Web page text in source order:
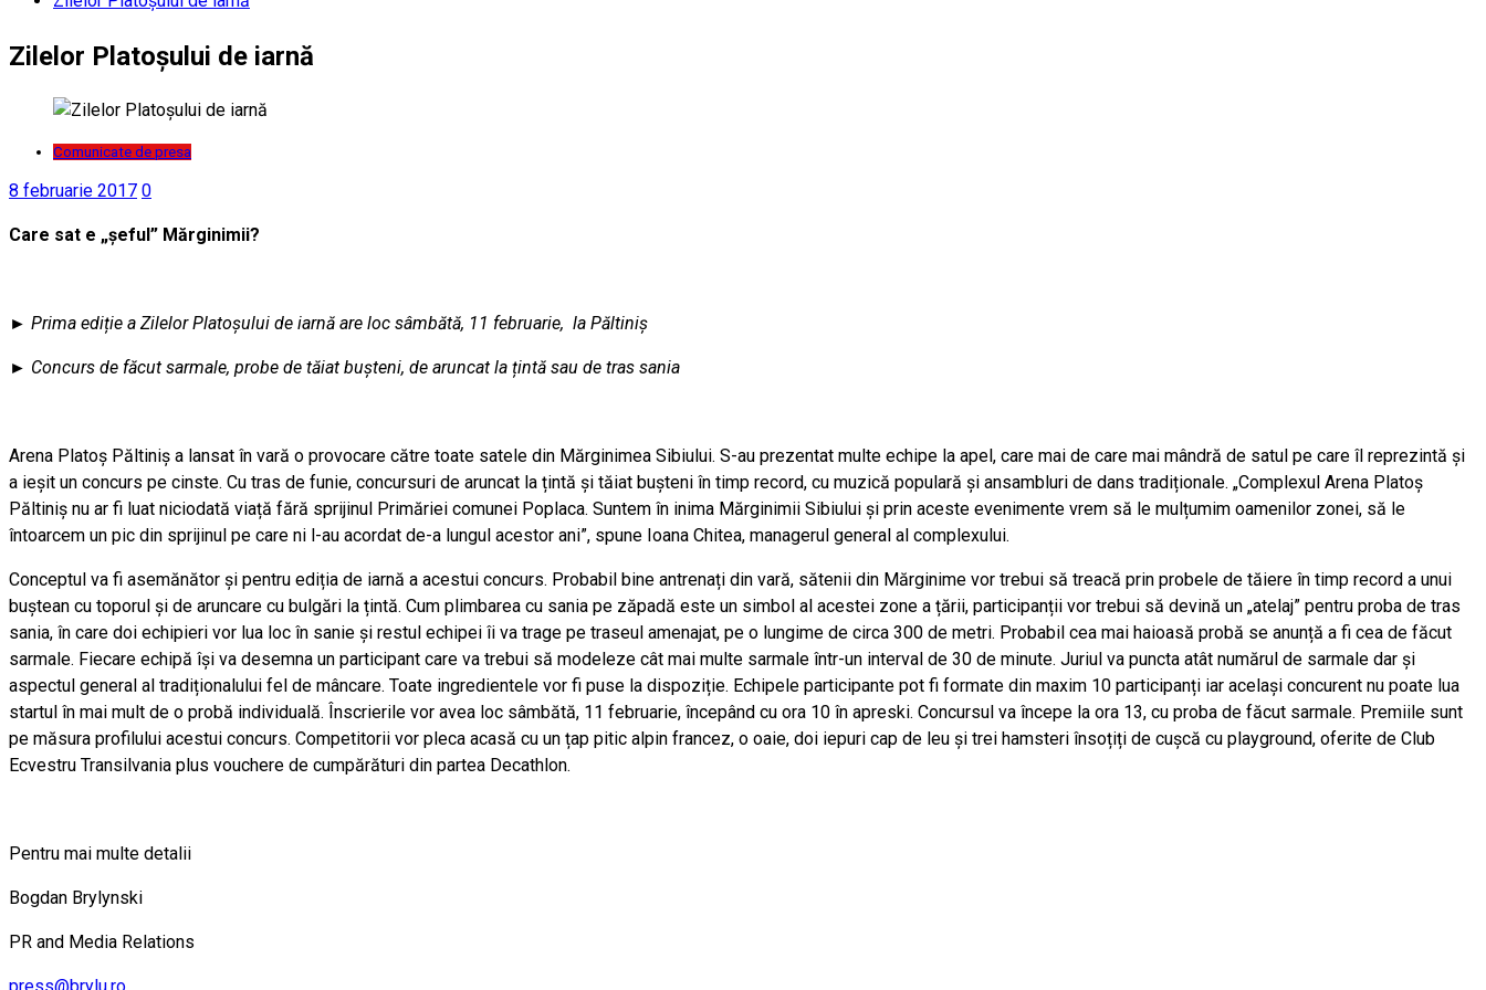
Zilelor Platoșului de iarnă
Comunicate de presa
8 februarie 2017 0
Care sat e „șeful” Mărginimii?
► Prima ediție a Zilelor Platoșului de iarnă are loc sâmbătă, 11 februarie, la Păltiniș
► Concurs de făcut sarmale, probe de tăiat bușteni, de aruncat la țintă sau de tras sania
Arena Platoș Păltiniș a lansat în vară o provocare către toate satele din Mărginimea Sibiului. S-au prezentat multe echipe la apel, care mai de care mai mândră de satul pe care îl reprezintă și
a ieșit un concurs pe cinste. Cu tras de funie, concursuri de aruncat la țintă și tăiat bușteni în timp record, cu muzică populară și ansambluri de dans tradiționale. „Complexul Arena Platoș
Păltiniș nu ar fi luat niciodată viață fără sprijinul Primăriei comunei Poplaca. Suntem în inima Mărginimii Sibiului și prin aceste evenimente vrem să le mulțumim oamenilor zonei, să le
întoarcem un pic din sprijinul pe care ni l-au acordat de-a lungul acestor ani”, spune Ioana Chitea, managerul general al complexului.
Conceptul va fi asemănător și pentru ediția de iarnă a acestui concurs. Probabil bine antrenați din vară, sătenii din Mărginime vor trebui să treacă prin probele de tăiere în timp record a unui
buștean cu toporul și de aruncare cu bulgări la țintă. Cum plimbarea cu sania pe zăpadă este un simbol al acestei zone a țării, participanții vor trebui să devină un „atelaj” pentru proba de tras
sania, în care doi echipieri vor lua loc în sanie și restul echipei îi va trage pe traseul amenajat, pe o lungime de circa 300 de metri. Probabil cea mai haioasă probă se anunță a fi cea de făcut
sarmale. Fiecare echipă își va desemna un participant care va trebui să modeleze cât mai multe sarmale într-un interval de 30 de minute. Juriul va puncta atât numărul de sarmale dar și
aspectul general al tradiționalului fel de mâncare. Toate ingredientele vor fi puse la dispoziție. Echipele participante pot fi formate din maxim 10 participanți iar același concurent nu poate lua
startul în mai mult de o probă individuală. Înscrierile vor avea loc sâmbătă, 11 februarie, începând cu ora 10 în apreski. Concursul va începe la ora 13, cu proba de făcut sarmale. Premiile sunt
pe măsura profilului acestui concurs. Competitorii vor pleca acasă cu un țap pitic alpin francez, o oaie, doi iepuri cap de leu și trei hamsteri însoțiți de cușcă cu playground, oferite de Club
Ecvestru Transilvania plus vouchere de cumpărături din partea Decathlon.
Pentru mai multe detalii
Bogdan Brylynski
PR and Media Relations